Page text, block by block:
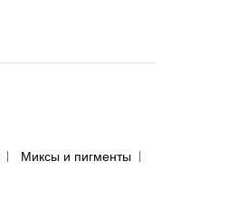
Миксы и пигменты